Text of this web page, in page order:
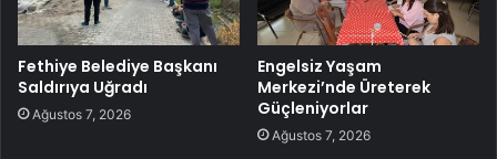
Fethiye Belediye Başkanı
Saldırıya Uğradı
Ağustos 7, 2026
Engelsiz Yaşam
Merkezi’nde Üreterek
Güçleniyorlar
Ağustos 7, 2026